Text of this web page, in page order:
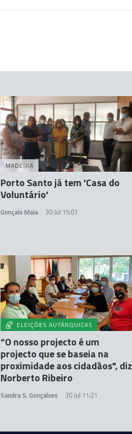
MADEIRA
Porto Santo já tem 'Casa do
Voluntário'
Gonçalo Maia 30 Jul 15:01
ELEIÇÕES AUTÁRQUICAS
“O nosso projecto é um
projecto que se baseia na
proximidade aos cidadãos", diz
Norberto Ribeiro
Sandra S. Gonçalves 30 Jul 11:21